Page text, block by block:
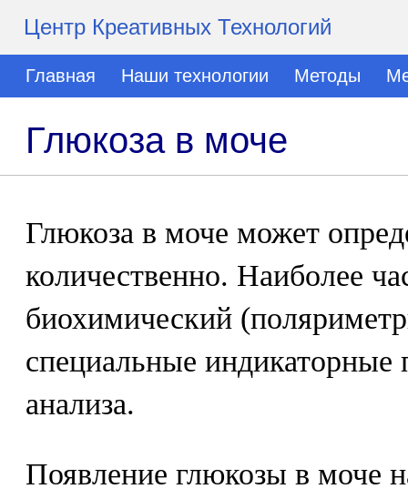
Центр Креативных Технологий
Главная Наши технологии Методы
Глюкоза в моче
Глюкоза в моче может
количественно. Наиболее
биохимический
специальные индикаторные
анализа.
Появление глюкозы в моче